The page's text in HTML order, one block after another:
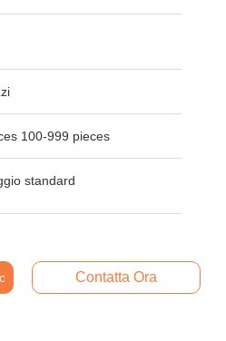
100-999 pieces
standard
Contatta Ora